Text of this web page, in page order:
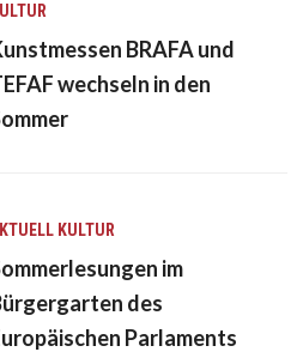
BRAFA und
wechseln in den
KULTUR
im
des
Parlaments